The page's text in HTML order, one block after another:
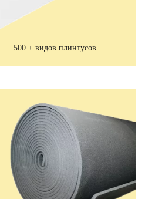
500 + видов плинтусов